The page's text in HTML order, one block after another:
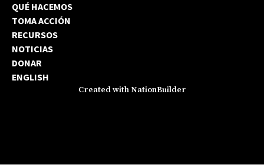
QUÉ HACEMOS
TOMA ACCIÓN
RECURSOS
NOTICIAS
DONAR
ENGLISH
Created with NationBuilder